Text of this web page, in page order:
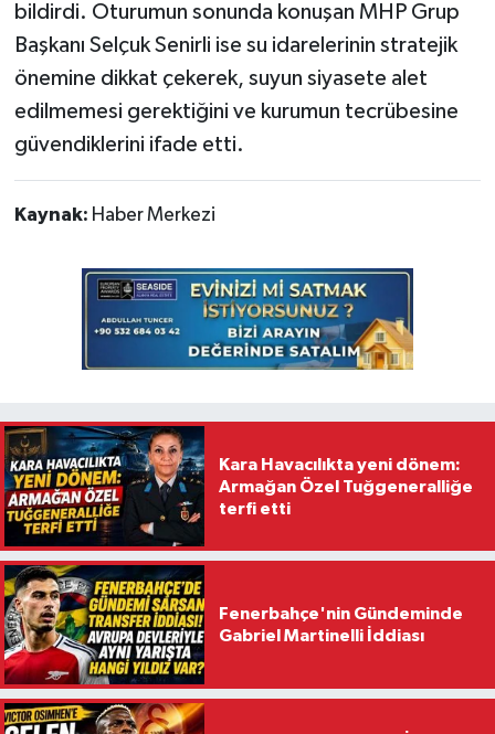
bildirdi. Oturumun sonunda konuşan MHP Grup
Başkanı Selçuk Senirli ise su idarelerinin stratejik
önemine dikkat çekerek, suyun siyasete alet
edilmemesi gerektiğini ve kurumun tecrübesine
güvendiklerini ifade etti.
Kaynak: Haber Merkezi
Kara Havacılıkta yeni dönem:
Armağan Özel Tuğgeneralliğe
terfi etti
Fenerbahçe'nin Gündeminde
Gabriel Martinelli İddiası